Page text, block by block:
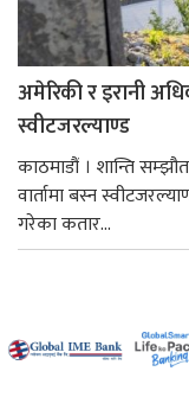
अमेरिकी र इरानी
स्वीटजरल्याण्ड
काठमाडौं । शान्ति
वार्तामा बस्न
गरेका कतार...